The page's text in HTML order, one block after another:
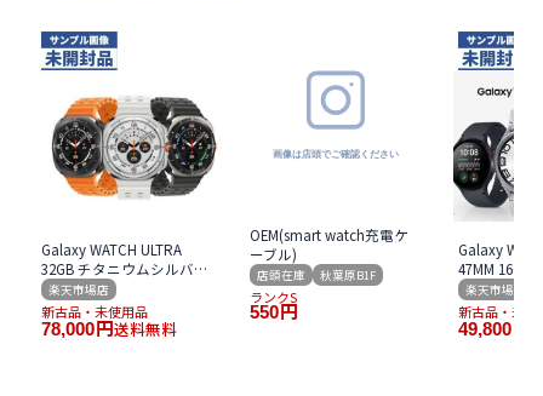
Galaxy WATCH ULTRA
32GB チタニウムシルバー
チタニウムグレー
SIMFREE
楽天市場店
新古品・未使用品
78,000 円送料無料
OEM(smart watch充電ケ
ーブル)
店頭在庫 秋葉原B1F
ランクS
550 円
Galaxy
47MM 16GB
SIMFREE
楽天市場店
新古品・未使
49,800